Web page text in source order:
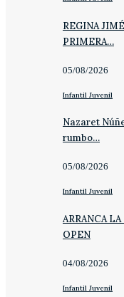
REGINA
PRIMERA…
05/08/2026
Infantil Juvenil
Nazaret
rumbo…
05/08/2026
Infantil Juvenil
ARRANCA
OPEN
04/08/2026
Infantil Juvenil